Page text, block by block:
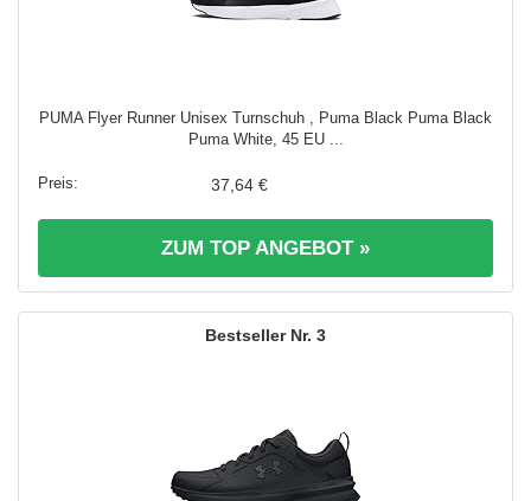
PUMA Flyer Runner Unisex Turnschuh , Puma Black Puma Black
Puma White, 45 EU ...
37,64 €
ZUM TOP ANGEBOT »
3